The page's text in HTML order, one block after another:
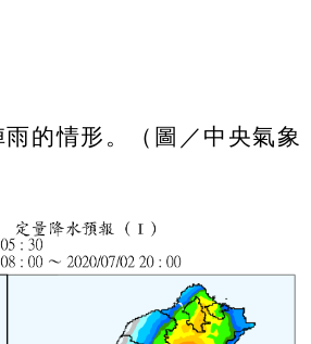
的情形。（圖／中央氣象